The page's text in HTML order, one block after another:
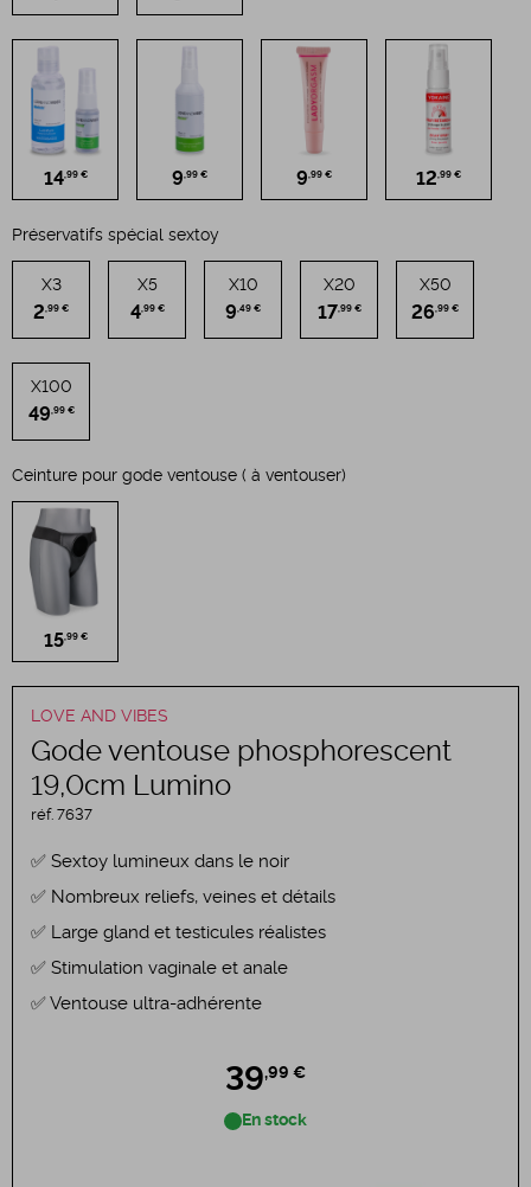
LOVE AND VIBES
Gode ventouse phosphorescent
19,0cm Lumino
réf. 7637
Sextoy lumineux dans le noir
Nombreux reliefs, veines et détails
Large gland et testicules réalistes
Stimulation vaginale et anale
Ventouse ultra-adhérente
39,99 €
En stock
14,99 € 9,99 € 9,99 € 12,99 €
Préservatifs spécial sextoy
X3
2 ,99 €
X5
4 ,99 €
X10
9 ,49 €
X20
17,99 €
X50
26 ,99 €
X100
49 ,99 €
Ceinture pour gode ventouse ( à ventouser)
15,99 €